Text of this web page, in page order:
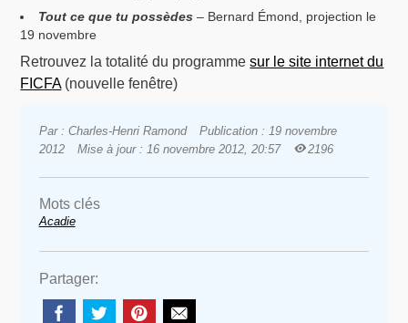
Tout ce que tu possèdes– Bernard Émond, projection le
19 novembre
Retrouvez la totalité du programmesur le site internet du
FICFA(nouvelle fenêtre)
Par : Charles-Henri Ramond
Publication : 19 novembre
2012
Mise à jour : 16 novembre 2012, 20:57 2196
Mots clés
Acadie
Partager: